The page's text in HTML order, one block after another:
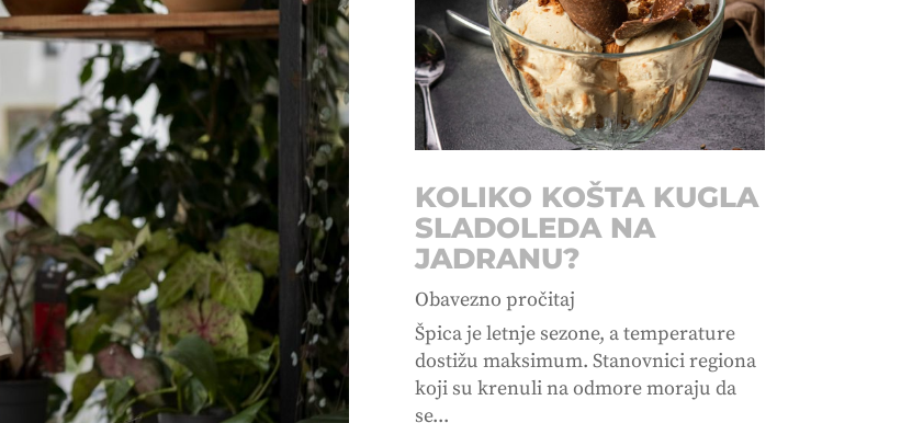
KOLIKO KOŠTA KUGLA
SLADOLEDA NA
JADRANU?
Obavezno pročitaj
Špica je letnje sezone, a temperature
dostižu maksimum. Stanovnici regiona
koji su krenuli na odmore moraju da
se...